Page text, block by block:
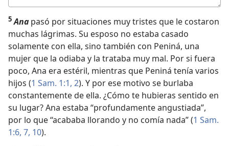
5 Anapasó por situaciones muy tristes que le costaron
muchas lágrimas. Su esposo no estaba casado
solamente con ella, sino también con Peniná, una
mujer que la odiaba y la trataba muy mal. Por si fuera
poco, Ana era estéril, mientras que Peniná tenía varios
hijos (1 Sam. 1:1, 2). Y por ese motivo se burlaba
constantemente de ella. ¿Cómo te hubieras sentido en
su lugar? Ana estaba “profundamente angustiada”,
por lo que “acababa llorando y no comía nada” (1 Sam.
1:6, 7, 10).